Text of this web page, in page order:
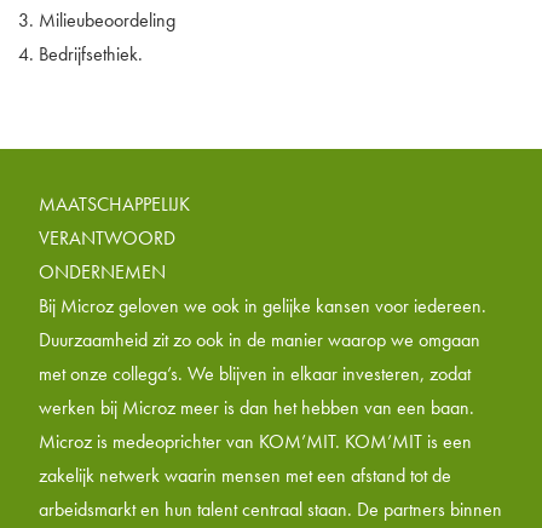
Milieubeoordeling
Bedrijfsethiek.
MAATSCHAPPELIJK
VERANTWOORD
ONDERNEMEN
Bij Microz geloven we ook in gelijke kansen voor iedereen.
Duurzaamheid zit zo ook in de manier waarop we omgaan
met onze collega’s. We blijven in elkaar investeren, zodat
werken bij Microz meer is dan het hebben van een baan.
Microz is medeoprichter van KOM’MIT. KOM’MIT is een
zakelijk netwerk waarin mensen met een afstand tot de
arbeidsmarkt en hun talent centraal staan. De partners binnen